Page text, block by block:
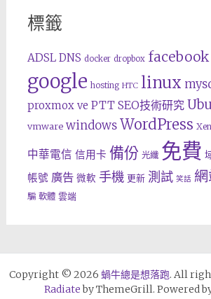
標籤
ADSL DNS docker dropbox facebook
google hosting HTC linux
proxmox ve PTT SEO技術研究
vmware windows WordPress
中華電信 信用卡 備份 光纖 免費
帳號 廣告 微軟 手機 更新 測試 笑話
騙 軟體 雲端
Copyright © 2026 蝸牛總是想落跑. All
Radiateby ThemeGrill. Powered